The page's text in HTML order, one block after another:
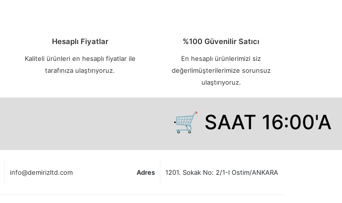
Hesaplı Fiyatlar
Kaliteli ürünleri en hesaplı fiyatlar ile
tarafınıza ulaştırıyoruz.
%100 Güvenilir Satıcı
En hesaplı ürünlerimizi siz
değerlimüşterilerimize sorunsuz
ulaştırıyoruz.
🛒 SAAT 16:00'A
info@demirizltd.com Adres 1201. Sokak No: 2/1-I Ostim/ANKARA